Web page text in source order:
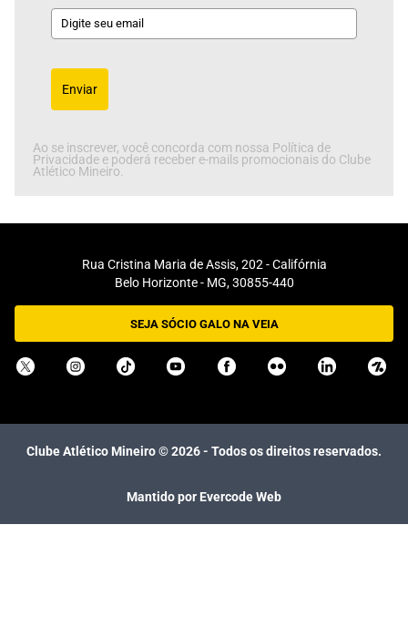
Enviar
Ao se inscrever, você concorda com nossa Política de
Privacidade e poderá receber e-mails promocionais do Clube
Atlético Mineiro.
Rua Cristina Maria de Assis, 202 - Califórnia
Belo Horizonte - MG, 30855-440
SEJA SÓCIO GALO NA VEIA
Clube Atlético Mineiro ©2026- Todos os direitos reservados.
Mantido por Evercode Web